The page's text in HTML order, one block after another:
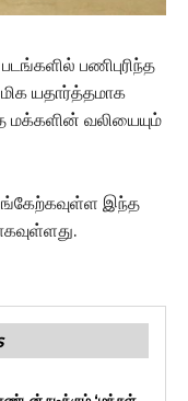
பணிபுரிந்த
யதார்த்தமாக
வலியையும்
பங்கேற்கவுள்ள இந்த